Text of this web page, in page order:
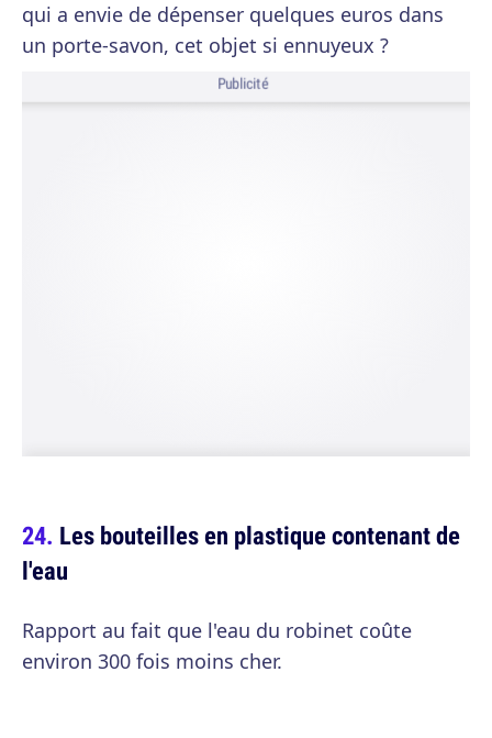
qui a envie de dépenser quelques euros dans
un porte-savon, cet objet si ennuyeux ?
Publicité
Les bouteilles en plastique contenant de
l'eau
Rapport au fait que l'eau du robinet coûte
environ 300 fois moins cher.